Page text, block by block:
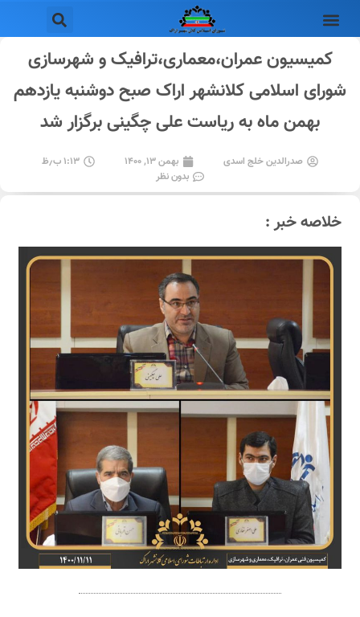
کمیسیون عمران،معماری،ترافیک و‌ شهرسازی
شورای اسلامی کلانشهر اراک صبح دوشنبه یازدهم
بهمن ماه به ریاست علی چگینی برگزار شد
صدرالدین خلج اسدی بهمن ۱۳, ۱۴۰۰
۱:۱۳ ب٫ظ
بدون نظر
خلاصه خبر :